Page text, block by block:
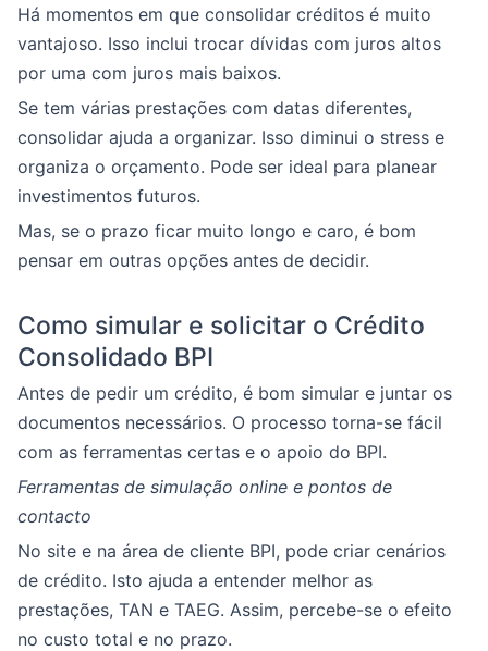
Há momentos em que consolidar créditos é muito
vantajoso. Isso inclui trocar dívidas com juros altos
por uma com juros mais baixos.
Se tem várias prestações com datas diferentes,
consolidar ajuda a organizar. Isso diminui o stress e
organiza o orçamento. Pode ser ideal para planear
investimentos futuros.
Mas, se o prazo ficar muito longo e caro, é bom
pensar em outras opções antes de decidir.
Como simular e solicitar o Crédito
Consolidado BPI
Antes de pedir um crédito, é bom simular e juntar os
documentos necessários. O processo torna-se fácil
com as ferramentas certas e o apoio do BPI.
Ferramentas de simulação online e pontos de
contacto
No site e na área de cliente BPI, pode criar cenários
de crédito. Isto ajuda a entender melhor as
prestações, TAN e TAEG. Assim, percebe-se o efeito
no custo total e no prazo.